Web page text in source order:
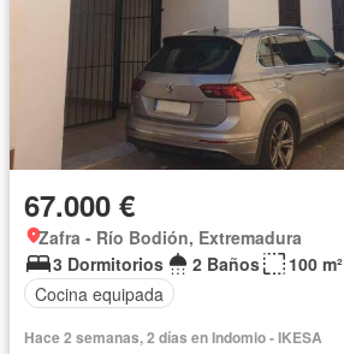
67.000 €
Zafra - Río Bodión, Extremadura
3 Dormitorios
2 Baños
100 m²
Cocina equipada
Hace 2 semanas, 2 días en Indomio - IKESA